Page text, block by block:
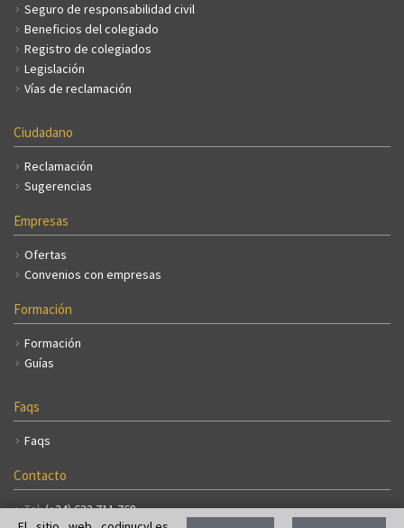
Seguro de responsabilidad civil
Beneficios del colegiado
Registro de colegiados
Legislación
Vías de reclamación
Ciudadano
Reclamación
Sugerencias
Empresas
Ofertas
Convenios con empresas
Formación
Formación
Guías
Faqs
Faqs
Contacto
Tel:(+34) 633 711 768